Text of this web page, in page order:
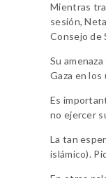
Mientras
sesión,
Consejo de
Su
Gaza en
Es
no ejercer
La tan
islámico).